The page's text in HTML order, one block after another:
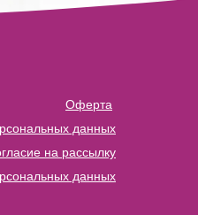
данных
данных
Оферта
на рассылку